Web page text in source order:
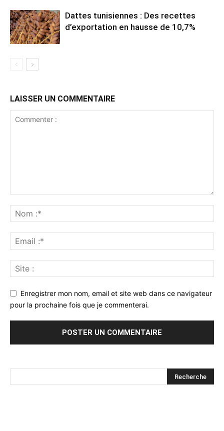
Dattes tunisiennes : Des recettes
d’exportation en hausse de 10,7%
LAISSER UN COMMENTAIRE
Enregistrer mon nom, email et site web dans ce navigateur
pour la prochaine fois que je commenterai.